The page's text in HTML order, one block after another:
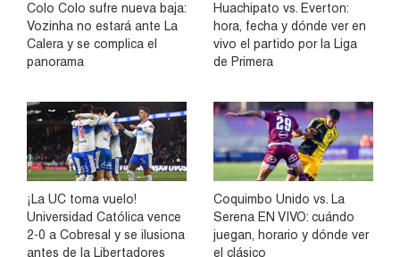
Colo Colo sufre nueva baja:
Vozinha no estará ante La
Calera y se complica el
panorama
Huachipato vs. Everton:
hora, fecha y dónde ver en
vivo el partido por la Liga
de Primera
¡La UC toma vuelo!
Universidad Católica vence
2-0 a Cobresal y se ilusiona
antes de la Libertadores
Coquimbo Unido vs. La
Serena EN VIVO: cuándo
juegan, horario y dónde ver
el clásico